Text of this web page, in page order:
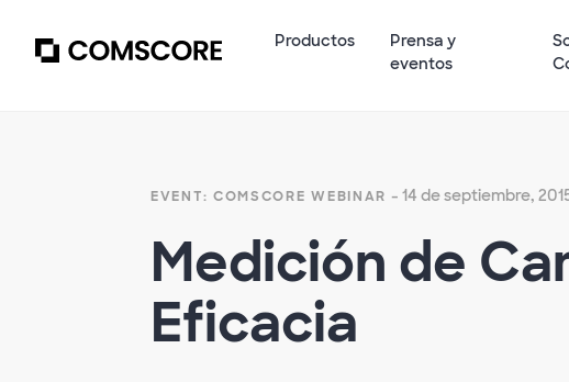
Productos
Prensa y
eventos
EVENT: COMSCORE WEBINAR - 14 de septiembre,
Medición de
Eficacia